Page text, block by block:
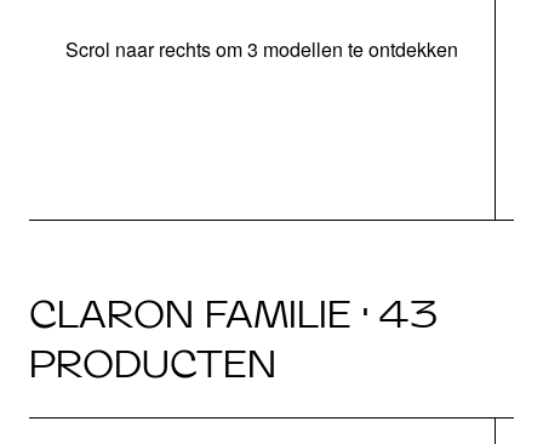
Scrol naar rechts om 3 modellen te ontdekken
CLARON FAMILIE · 43
PRODUCTEN